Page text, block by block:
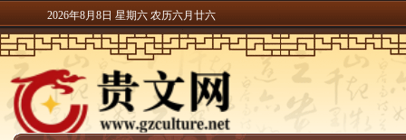
2026年8月8日 星期六 农历六月廿六